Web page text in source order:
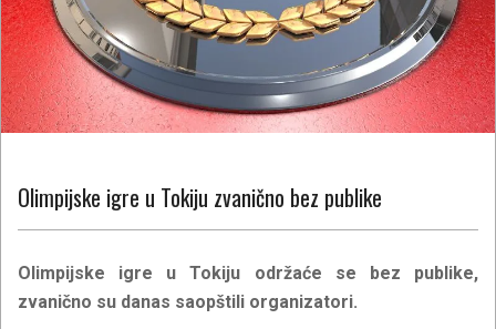
Olimpijske igre u Tokiju zvanično bez publike
Olimpijske igre u Tokiju održaće se bez publike,
zvanično su danas saopštili organizatori.